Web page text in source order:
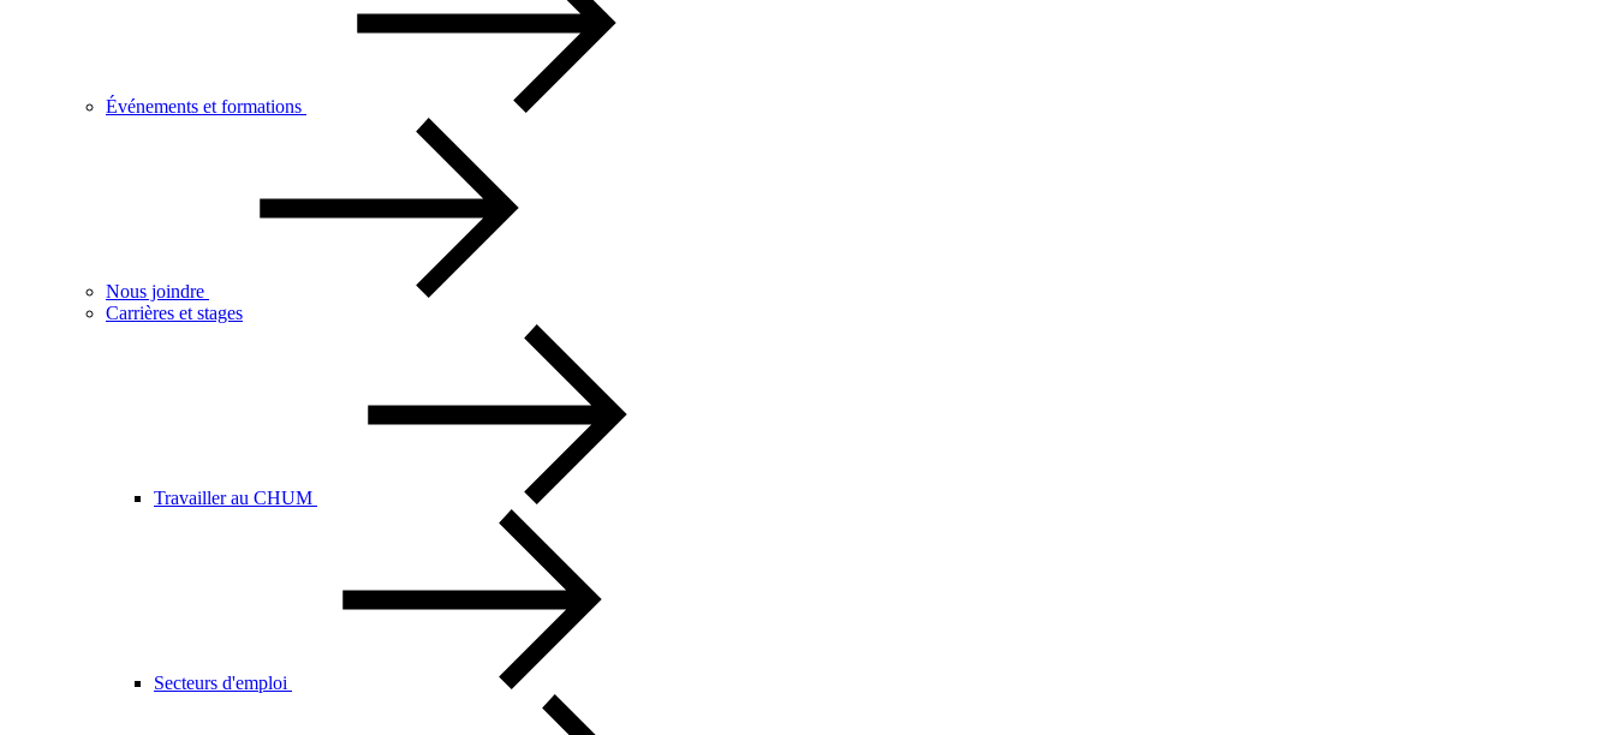
Événements et formations
Nous joindre
Carrières et stages
Travailler au CHUM
Secteurs d'emploi